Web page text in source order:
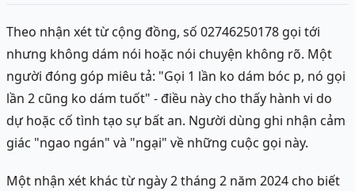
Theo nhận xét từ cộng đồng, số 02746250178 gọi tới
nhưng không dám nói hoặc nói chuyện không rõ. Một
người đóng góp miêu tả: "Gọi 1 lần ko dám bóc p, nó gọi
lần 2 cũng ko dám tuốt" - điều này cho thấy hành vi do
dự hoặc cố tình tạo sự bất an. Người dùng ghi nhận cảm
giác "ngao ngán" và "ngại" về những cuộc gọi này.
Một nhận xét khác từ ngày 2 tháng 2 năm 2024 cho biết